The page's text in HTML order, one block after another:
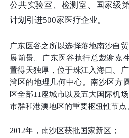
公共实验室、检测室、国家级
计划引进500家医疗企业。
广东医谷之所以选择落地南沙自
展前景。广东医谷执行总裁谢嘉
置得天独厚，位于珠江入海口、
湾区的地理几何中心。南沙区方
区全部11座城市以及五大国际机
市群和港澳地区的重要枢纽性节点
2012年，南沙区获批国家新区；